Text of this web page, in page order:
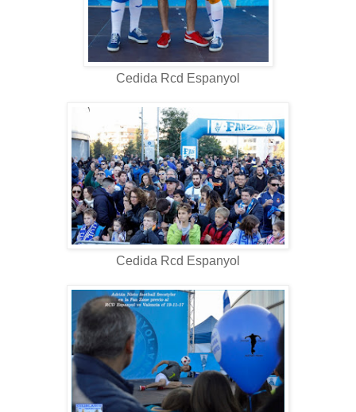
Cedida Rcd Espanyol
Cedida Rcd Espanyol